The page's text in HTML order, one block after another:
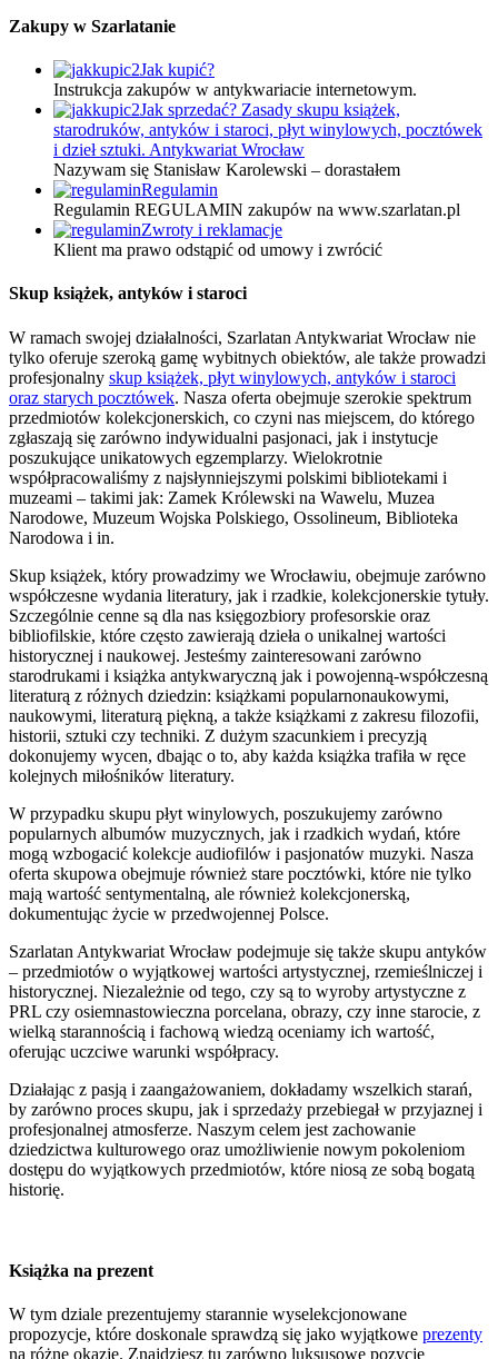
Zakupy w Szarlatanie
Jak kupić?
Instrukcja zakupów w antykwariacie internetowym.
Jak sprzedać? Zasady skupu książek,
starodruków, antyków i staroci, płyt winylowych, pocztówek
i dzieł sztuki. Antykwariat Wrocław
Nazywam się Stanisław Karolewski – dorastałem
Regulamin
Regulamin REGULAMIN zakupów na www.szarlatan.pl
Zwroty i reklamacje
Klient ma prawo odstąpić od umowy i zwrócić
Skup książek, antyków i staroci
W ramach swojej działalności, Szarlatan Antykwariat Wrocław nie
tylko oferuje szeroką gamę wybitnych obiektów, ale także prowadzi
profesjonalny skup książek, płyt winylowych, antyków i staroci
oraz starych pocztówek. Nasza oferta obejmuje szerokie spektrum
przedmiotów kolekcjonerskich, co czyni nas miejscem, do którego
zgłaszają się zarówno indywidualni pasjonaci, jak i instytucje
poszukujące unikatowych egzemplarzy. Wielokrotnie
współpracowaliśmy z najsłynniejszymi polskimi bibliotekami i
muzeami – takimi jak: Zamek Królewski na Wawelu, Muzea
Narodowe, Muzeum Wojska Polskiego, Ossolineum, Biblioteka
Narodowa i in.
Skup książek, który prowadzimy we Wrocławiu, obejmuje zarówno
współczesne wydania literatury, jak i rzadkie, kolekcjonerskie tytuły.
Szczególnie cenne są dla nas księgozbiory profesorskie oraz
bibliofilskie, które często zawierają dzieła o unikalnej wartości
historycznej i naukowej. Jesteśmy zainteresowani zarówno
starodrukami i książka antykwaryczną jak i powojenną-współczesną
literaturą z różnych dziedzin: książkami popularnonaukowymi,
naukowymi, literaturą piękną, a także książkami z zakresu filozofii,
historii, sztuki czy techniki. Z dużym szacunkiem i precyzją
dokonujemy wycen, dbając o to, aby każda książka trafiła w ręce
kolejnych miłośników literatury.
W przypadku skupu płyt winylowych, poszukujemy zarówno
popularnych albumów muzycznych, jak i rzadkich wydań, które
mogą wzbogacić kolekcje audiofilów i pasjonatów muzyki. Nasza
oferta skupowa obejmuje również stare pocztówki, które nie tylko
mają wartość sentymentalną, ale również kolekcjonerską,
dokumentując życie w przedwojennej Polsce.
Szarlatan Antykwariat Wrocław podejmuje się także skupu antyków
– przedmiotów o wyjątkowej wartości artystycznej, rzemieślniczej i
historycznej. Niezależnie od tego, czy są to wyroby artystyczne z
PRL czy osiemnastowieczna porcelana, obrazy, czy inne starocie, z
wielką starannością i fachową wiedzą oceniamy ich wartość,
oferując uczciwe warunki współpracy.
Działając z pasją i zaangażowaniem, dokładamy wszelkich starań,
by zarówno proces skupu, jak i sprzedaży przebiegał w przyjaznej i
profesjonalnej atmosferze. Naszym celem jest zachowanie
dziedzictwa kulturowego oraz umożliwienie nowym pokoleniom
dostępu do wyjątkowych przedmiotów, które niosą ze sobą bogatą
historię.
Książka na prezent
W tym dziale prezentujemy starannie wyselekcjonowane
propozycje, które doskonale sprawdzą się jako wyjątkowe prezenty
na różne okazje. Znajdziesz tu zarówno luksusowe pozycje